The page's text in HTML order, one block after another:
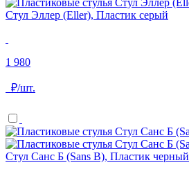
Стул Эллер (Eller), Пластик серый
1 980
₽/шт.
Стул Санс Б (Sans B), Пластик черный